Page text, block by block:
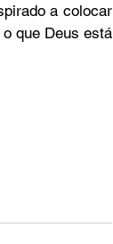
a colocar
que Deus está